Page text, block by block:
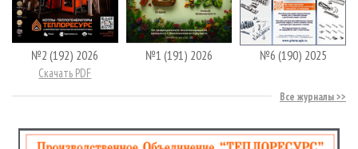
№2 (192) 2026
Скачать PDF
№1 (191) 2026 №6 (190) 2025
Все журналы